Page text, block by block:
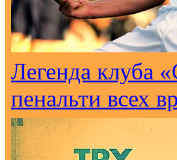
Легенда клуба
пенальти всех